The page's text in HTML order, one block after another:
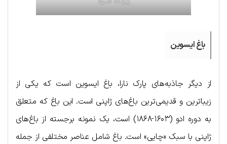
باغ ایسوین
از دیگر جاذبه‌های پارک نارا، باغ ایسوین است که یکی از
زیباترین و قدیمی‌ترین باغ‌های ژاپنی است. این باغ که متعلق
به دوره ادو (۱۶۰۳-۱۸۶۸) است، یک نمونه برجسته از باغ‌های
ژاپنی با سبک «چایی» است. باغ شامل عناصر مختلفی از جمله